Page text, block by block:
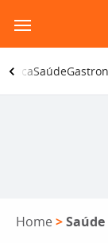
para
o
conteúdo
Saúde
Home >Saúde